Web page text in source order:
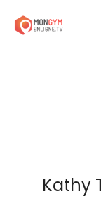
Kathy